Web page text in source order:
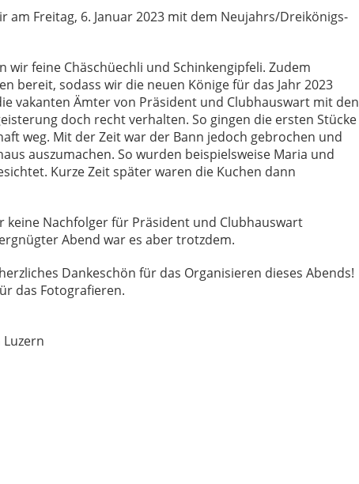
am Freitag, 6. Januar 2023 mit dem Neujahrs/Dreikönigs-
wir feine Chäschüechli und Schinkengipfeli. Zudem
bereit, sodass wir die neuen Könige für das Jahr 2023
vakanten Ämter von Präsident und Clubhauswart mit den
doch recht verhalten. So gingen die ersten Stücke
weg. Mit der Zeit war der Bann jedoch gebrochen und
auszumachen. So wurden beispielsweise Maria und
Kurze Zeit später waren die Kuchen dann
keine Nachfolger für Präsident und Clubhauswart
Abend war es aber trotzdem.
Dankeschön für das Organisieren dieses Abends!
das Fotografieren.